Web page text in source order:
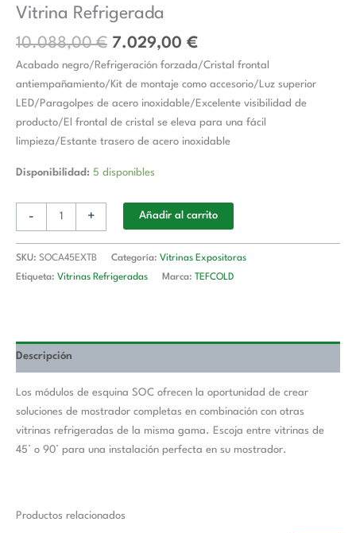
Vitrina Refrigerada
10.088,00€
era:
10.088,00 €.
7.029,00 €
7.029,00 €.
Acabado negro/Refrigeración forzada/Cristal frontal
antiempañamiento/Kit de montaje como accesorio/Luz superior
LED/Paragolpes de acero inoxidable/Excelente visibilidad de
producto/El frontal de cristal se eleva para una fácil
limpieza/Estante trasero de acero inoxidable
Disponibilidad: 5 disponibles
- + Añadir al carrito
SKU: SOCA45EXTB Categoría: Vitrinas Expositoras
Etiqueta: Vitrinas Refrigeradas Marca: TEFCOLD
Descripción
Los módulos de esquina SOC ofrecen la oportunidad de crear
soluciones de mostrador completas en combinación con otras
vitrinas refrigeradas de la misma gama. Escoja entre vitrinas de
45° o 90° para una instalación perfecta en su mostrador.
Productos relacionados